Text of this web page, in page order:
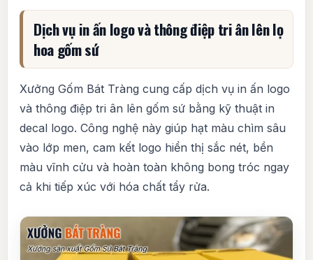
Dịch vụ in ấn logo và thông điệp tri ân lên lọ
hoa gốm sứ
Xưởng Gốm Bát Tràng cung cấp dịch vụ in ấn logo
và thông điệp tri ân lên gốm sứ bằng kỹ thuật in
decal logo. Công nghệ này giúp hạt màu chìm sâu
vào lớp men, cam kết logo hiển thị sắc nét, bền
màu vĩnh cửu và hoàn toàn không bong tróc ngay
cả khi tiếp xúc với hóa chất tẩy rửa.